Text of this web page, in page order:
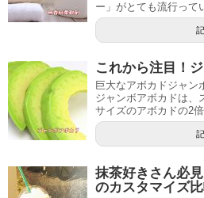
ー」がとても流行って
これから注目！
巨大なアボカドジャン
ジャンボアボカドは、
サイズのアボカドの2
抹茶好きさん必
のカスタマイズ